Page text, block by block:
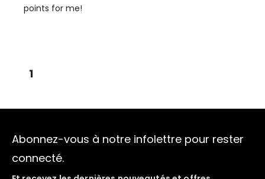
points for me!
1
Abonnez-vous à notre infolettre pour rester
connecté.